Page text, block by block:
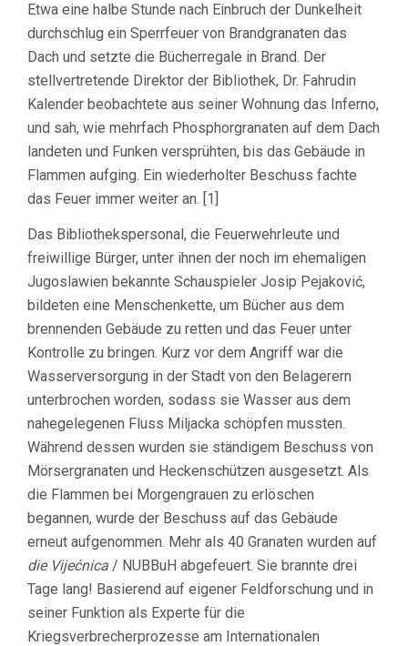
Etwa eine halbe Stunde nach Einbruch der Dunkelheit
durchschlug ein Sperrfeuer von Brandgranaten das
Dach und setzte die Bücherregale in Brand. Der
stellvertretende Direktor der Bibliothek, Dr. Fahrudin
Kalender beobachtete aus seiner Wohnung das Inferno,
und sah, wie mehrfach Phosphorgranaten auf dem Dach
landeten und Funken versprühten, bis das Gebäude in
Flammen aufging. Ein wiederholter Beschuss fachte
das Feuer immer weiter an. [1]
Das Bibliothekspersonal, die Feuerwehrleute und
freiwillige Bürger, unter ihnen der noch im ehemaligen
Jugoslawien bekannte Schauspieler Josip Pejaković,
bildeten eine Menschenkette, um Bücher aus dem
brennenden Gebäude zu retten und das Feuer unter
Kontrolle zu bringen. Kurz vor dem Angriff war die
Wasserversorgung in der Stadt von den Belagerern
unterbrochen worden, sodass sie Wasser aus dem
nahegelegenen Fluss Miljacka schöpfen mussten.
Während dessen wurden sie ständigem Beschuss von
Mörsergranaten und Heckenschützen ausgesetzt. Als
die Flammen bei Morgengrauen zu erlöschen
begannen, wurde der Beschuss auf das Gebäude
erneut aufgenommen. Mehr als 40 Granaten wurden auf
die Vijećnica / NUBBuH abgefeuert. Sie brannte drei
Tage lang! Basierend auf eigener Feldforschung und in
seiner Funktion als Experte für die
Kriegsverbrecherprozesse am Internationalen